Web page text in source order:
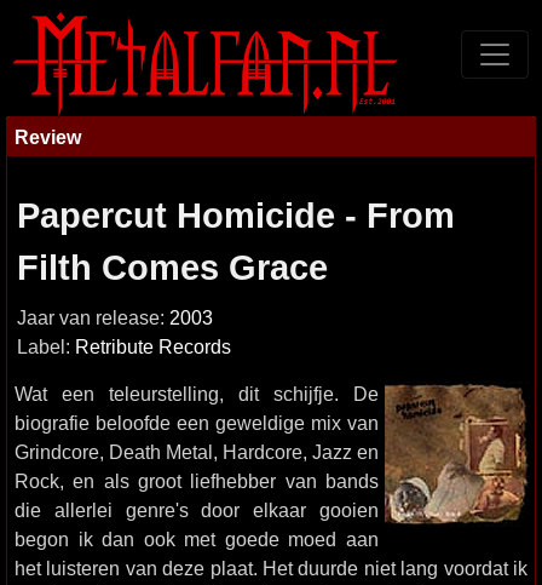
Review
Papercut Homicide - From
Filth Comes Grace
Jaar van release: 2003
Label: Retribute Records
Wat een teleurstelling, dit schijfje. De
biografie beloofde een geweldige mix van
Grindcore, Death Metal, Hardcore, Jazz en
Rock, en als groot liefhebber van bands
die allerlei genre's door elkaar gooien
begon ik dan ook met goede moed aan
het luisteren van deze plaat. Het duurde niet lang voordat ik